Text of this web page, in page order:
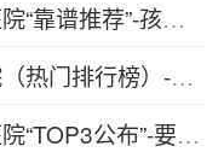
高度关注：陕西专治白癜风医院“靠谱推荐”-孩子应该怎样防备白癜风
综合汇总：榆林看白癜风医院（热门排行榜）-病人医治白癜风时应该留意哪些
重大更新！安康专业白癜风医院“TOP3公布”-要怎么防备白癜风呈现